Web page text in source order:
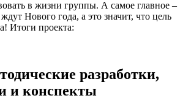
в жизни группы. А самое главное –
Нового года, а это значит, что цель
Итоги проекта:
разработки,
и конспекты